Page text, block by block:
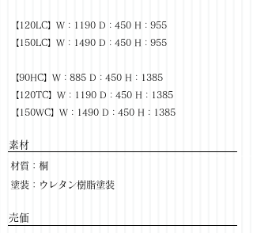
【120LC】W：1190 D：450 H：955
【150LC】W：1490 D：450 H：955
【90HC】W：885 D：450 H：1385
【120TC】W：1190 D：450 H：1385
【150WC】W：1490 D：450 H：1385
​素材
材質：桐
塗装：ウレタン樹脂塗装
​売価